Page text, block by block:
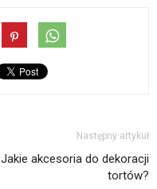
Następny artykuł
Jakie akcesoria do dekoracji
tortów?